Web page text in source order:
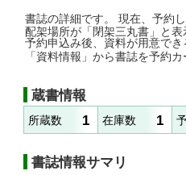
書誌の詳細です。 現在、予約
配架場所が「閉架三丸書」と
予約申込み後、資料が用意でき
「資料情報」から書誌を予約
蔵書情報
所蔵数 1 在庫数 1
書誌情報サマリ